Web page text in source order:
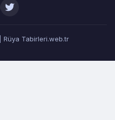
| Rüya Tabirleri.web.tr